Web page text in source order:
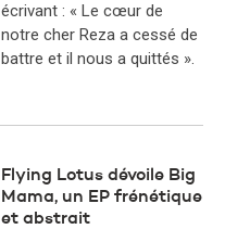
écrivant : « Le cœur de
notre cher Reza a cessé de
battre et il nous a quittés ».
Flying Lotus dévoile Big
Mama, un EP frénétique
et abstrait